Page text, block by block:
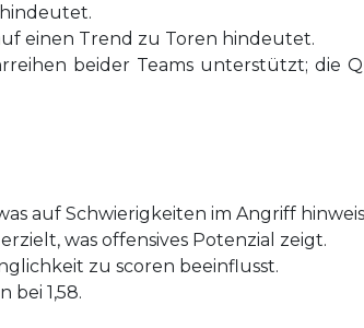
einen Trend zu Toren hindeutet.
beider Teams unterstützt; die
auf Schwierigkeiten im Angriff
was offensives Potenzial zeigt.
zu scoren beeinflusst.
bei 1,58.